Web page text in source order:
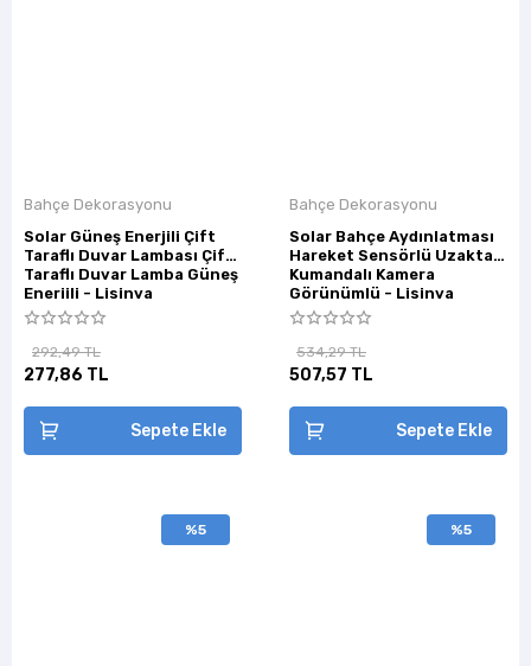
Bahçe Dekorasyonu
Solar Güneş Enerjili Çift
Taraflı Duvar Lambası Çift
Taraflı Duvar Lamba Güneş
Enerjili - Lisinya
292,49 TL
277,86 TL
Sepete Ekle
Bahçe Dekorasyonu
Solar Bahçe Aydınlatması
Hareket Sensörlü Uzaktan
Kumandalı Kamera
Görünümlü - Lisinya
534,29 TL
507,57 TL
Sepete Ekle
%5 %5